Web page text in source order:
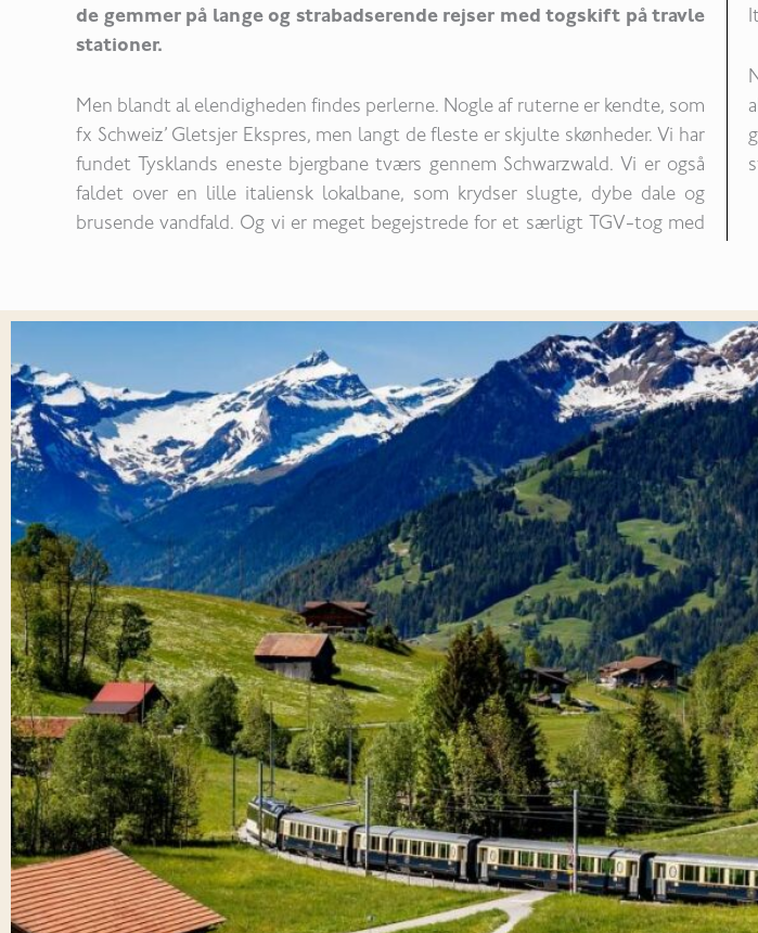
de gemmer på lange og strabadserende rejser med togskift på travle
stationer.
Men blandt al elendigheden findes perlerne. Nogle af ruterne er kendte, som
fx Schweiz’ Gletsjer Ekspres, men langt de fleste er skjulte skønheder. Vi har
fundet Tysklands eneste bjergbane tværs gennem Schwarzwald. Vi er også
faldet over en lille italiensk lokalbane, som krydser slugte, dybe dale og
brusende vandfald. Og vi er meget begejstrede for et særligt TGV-tog med